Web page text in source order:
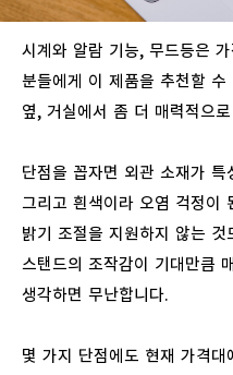
시계와 알람 기능, 무드등은
분들에게
이 제품을 추천할 수
옆, 거실에서 좀 더 매력적으로
단점을 꼽자면 외관 소재가 특
그리고 흰색이라 오염 걱정이
밝기 조절을 지원하지 않는 것
스탠드의 조작감이 기대만큼
생각하면 무난합니다.
몇 가지 단점에도 현재 가격대